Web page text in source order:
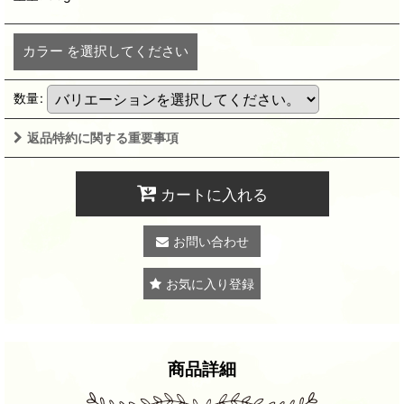
カラー を選択してください
数量:
返品特約に関する重要事項
カートに入れる
お問い合わせ
お気に入り登録
商品詳細